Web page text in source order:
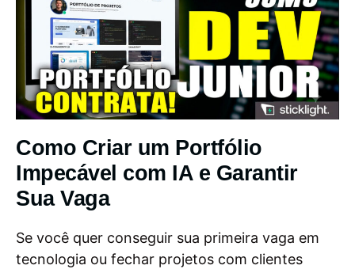
Como Criar um Portfólio
Impecável com IA e Garantir
Sua Vaga
Se você quer conseguir sua primeira vaga em
tecnologia ou fechar projetos com clientes